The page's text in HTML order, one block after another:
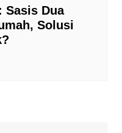
Sasis Dua
Solusi